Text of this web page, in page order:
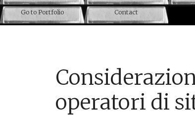
Go to Portfolio Contact
operatori di